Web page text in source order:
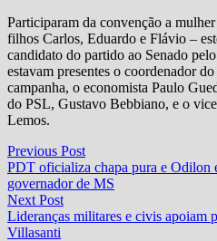
Participaram da convenção a
filhos Carlos, Eduardo e Flávio –
candidato do partido ao Senado
estavam presentes o coordenador
campanha, o economista Paulo
do PSL, Gustavo Bebbiano, e o
Lemos.
Navegação
de
Post
Previous PostPrevious
post:
PDT oficializa chapa pura e Odilon
governador de MS
Next PostNext
post:
Lideranças militares e civis apoiam
Villasanti